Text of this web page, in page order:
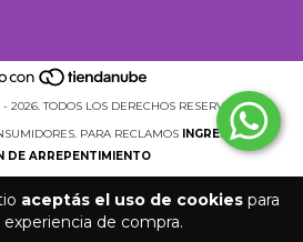
aceptás el uso de cookiespara
de compra.
2026. TODOS LOS DERECHOS RESERVADOS.
PARA RECLAMOS
INGRESÁ ACÁ.
DE ARREPENTIMIENTO